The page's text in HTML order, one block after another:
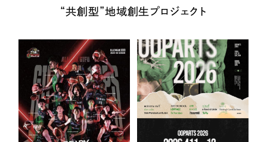
“共創型”地域創生プロジェクト